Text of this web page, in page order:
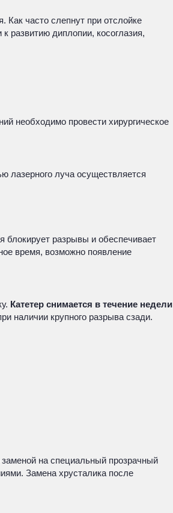
Как часто слепнут при отслойке
развитию диплопии, косоглазия,
необходимо провести хирургическое
лазерного луча осуществляется
блокирует разрывы и обеспечивает
время, возможно появление
Катетер снимается в течение недели
наличии крупного разрыва сзади.
заменой на специальный прозрачный
Замена хрусталика после